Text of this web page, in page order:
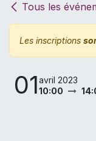
Tous les
Les inscriptions
01avril 2023
10:00